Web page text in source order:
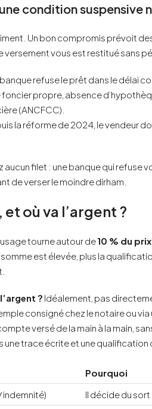
condition suspensive
Un bon compromis prévoit
vous est restitué sans
refuse le prêt dans le délai
foncier propre, absence
(ANCFCC).
la réforme de 2024, le vendeur
aucun filet : une banque qui
de verser le moindre dirham.
où va l’argent ?
tourne autour de10 % du prix
est élevée, plus la
? Idéalement, pas
consigné chez le notaire ou
versé de la main à la main,
une trace écrite et une qualification
Pourquoi
indemnité)
Il décide du